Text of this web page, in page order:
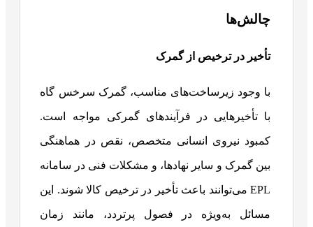
چالش‌ها
تأخیر در ترخیص از گمرک
با وجود زیرساخت‌های مناسب، گمرک سرخس گاه
با تأخیرهایی در فرآیندهای گمرکی مواجه است.
کمبود نیروی انسانی متخصص، نقص در هماهنگی
بین گمرک و سایر نهادها، و مشکلات فنی در سامانه
EPL می‌توانند باعث تأخیر در ترخیص کالا شوند. این
مسائل به‌ویژه در فصول پرتردد، مانند زمان